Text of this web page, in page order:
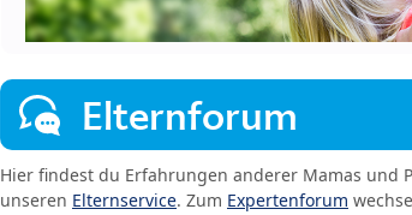
Elternforum
Hier findest du Erfahrungen anderer Mamas und
unseren Elternservice. Zum Expertenforum